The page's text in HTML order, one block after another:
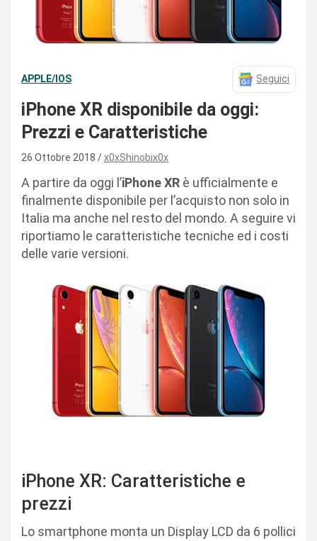
APPLE/IOS Seguici
iPhone XR disponibile da oggi:
Prezzi e Caratteristiche
26 Ottobre 2018 x0xShinobix0x
A partire da oggi l’iPhone XR è ufficialmente e
finalmente disponibile per l’acquisto non solo in
Italia ma anche nel resto del mondo. A seguire vi
riportiamo le caratteristiche tecniche ed i costi
delle varie versioni.
iPhone XR: Caratteristiche e
prezzi
Lo smartphone monta un Display LCD da 6 pollici